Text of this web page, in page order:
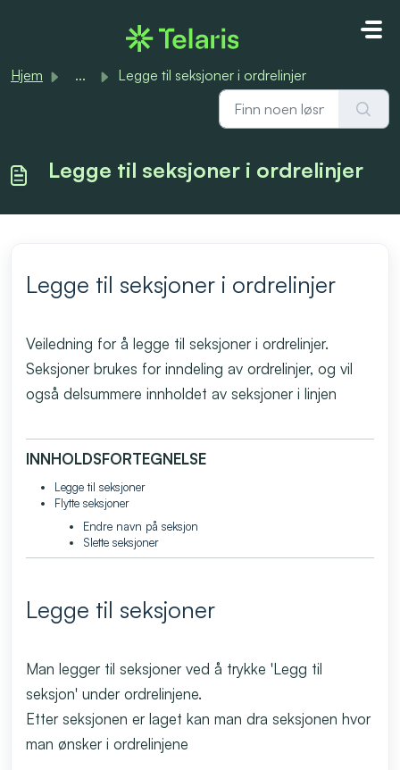
Hjem ... Legge til seksjoner i ordrelinjer
Legge til seksjoner i ordrelinjer
Legge til seksjoner i ordrelinjer
Veiledning for å legge til seksjoner i ordrelinjer.
Seksjoner brukes for inndeling av ordrelinjer, og vil
også delsummere innholdet av seksjoner i linjen
INNHOLDSFORTEGNELSE
Legge til seksjoner
Flytte seksjoner
Endre navn på seksjon
Slette seksjoner
Legge til seksjoner
Man legger til seksjoner ved å trykke 'Legg til
seksjon' under ordrelinjene.
Etter seksjonen er laget kan man dra seksjonen hvor
man ønsker i ordrelinjene